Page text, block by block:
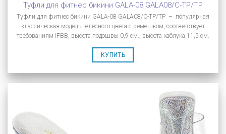
Туфли для фитнес бикини GALA-08 GALA08/C-TP/TP
Туфли для фитнес бикини GALA-08 GALA08/C-TP/TP – популярная
классическая модель телесного цвета с ремешком, соответствует
требованиям IFBB, высота подошвы 0,9 см., высота каблука 11,5 см.
КУПИТЬ